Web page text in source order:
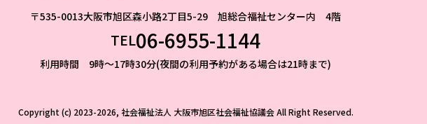
〒535-0013大阪市旭区森小路2丁目5-29 旭総合福祉センター内 4階
TEL06-6955-1144
利用時間 9時～17時30分(夜間の利用予約がある場合は21時まで)
Copyright (c) 2023-2026, 社会福祉法人 大阪市旭区社会福祉協議会All Right Reserved.